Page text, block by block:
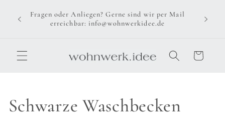
zum
Inhalt
Fragen oder Anliegen? Gerne sind wir per Mail
erreichbar: info@wohnwerkidee.de
Warenkorb
K
Schwarze Waschbecken